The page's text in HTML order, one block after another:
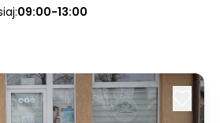
09:00-13:00